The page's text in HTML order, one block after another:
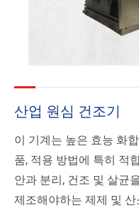
산업 원심 건조기
이 기계는 높은 효능 화
품, 적용 방법에 특히 적
안과 분리, 건조 및 살균
제조해야하는 제제 및